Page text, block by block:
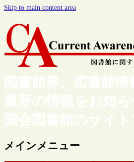
Skip to main content area
図書館界、図書館
最新の情報をお知
国会図書館のサイト
メインメニュー